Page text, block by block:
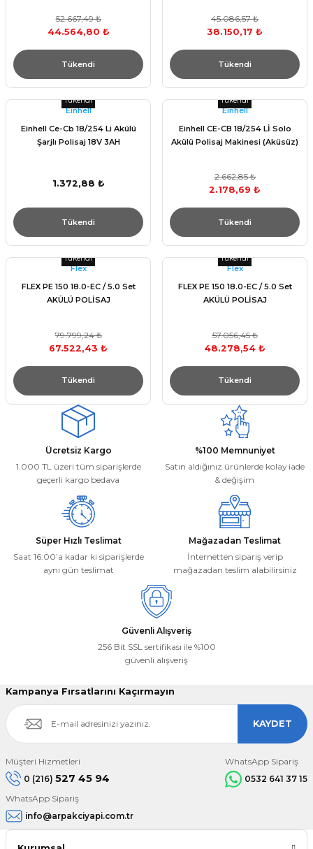
52.667,49 ₺
44.564,80 ₺
Tükendi
45.086,57 ₺
38.150,17 ₺
Tükendi
Tükendi
Einhell
Einhell Ce-Cb 18/254 Li Akülü
Şarjlı Polisaj 18V 3AH
1.372,88 ₺
Tükendi
Tükendi
Einhell
Einhell CE-CB 18/254 Lİ Solo
Akülü Polisaj Makinesi (Aküsüz)
2.662,85 ₺
2.178,69 ₺
Tükendi
Tükendi
Flex
FLEX PE 150 18.0-EC / 5.0 Set
AKÜLÜ POLİSAJ
79.799,24 ₺
67.522,43 ₺
Tükendi
Tükendi
Flex
FLEX PE 150 18.0-EC / 5.0 Set
AKÜLÜ POLİSAJ
57.056,45 ₺
48.278,54 ₺
Tükendi
Ücretsiz Kargo
1.000 TL üzeri tüm siparişlerde
geçerli kargo bedava
%100 Memnuniyet
Satın aldığınız ürünlerde kolay iade
& değişim
Süper Hızlı Teslimat
Saat 16:00’a kadar ki siparişlerde
aynı gün teslimat
Mağazadan Teslimat
İnternetten sipariş verip
mağazadan teslim alabilirsiniz
Güvenli Alışveriş
256 Bit SSL sertifikası ile %100
güvenli alışveriş
Kampanya Fırsatlarını Kaçırmayın
KAYDET
Müşteri Hizmetleri
0 (216) 527 45 94
WhatsApp Sipariş
0532 641 37 15
WhatsApp Sipariş
info@arpakciyapi.com.tr